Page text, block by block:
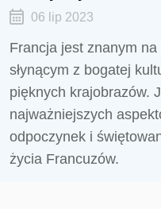
06 lip 2023
Francja jest znanym na
słynącym z bogatej
pięknych krajobrazów.
najważniejszych
odpoczynek i
życia Francuzów.